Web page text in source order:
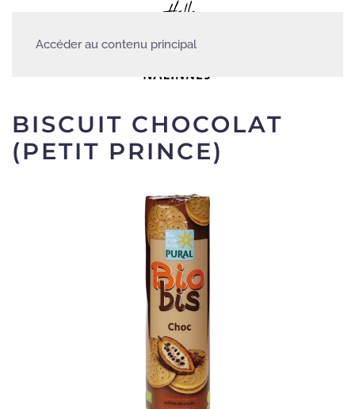
Accéder au contenu principal
BISCUIT CHOCOLAT
(PETIT PRINCE)